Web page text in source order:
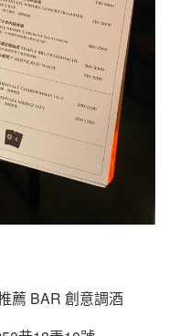
薦 BAR 創意調酒